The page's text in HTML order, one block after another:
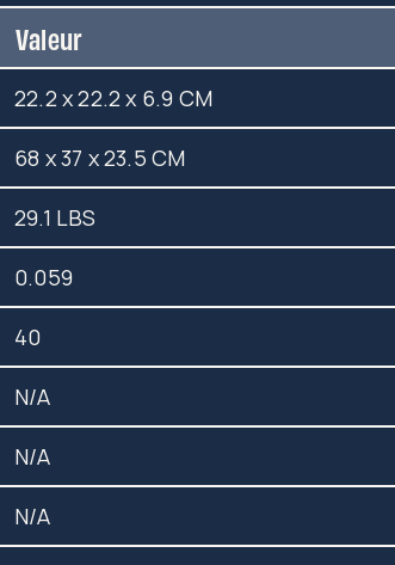
Valeur
22.2 x 22.2 x 6.9 CM
68 x 37 x 23.5 CM
29.1 LBS
0.059
40
N/A
N/A
N/A